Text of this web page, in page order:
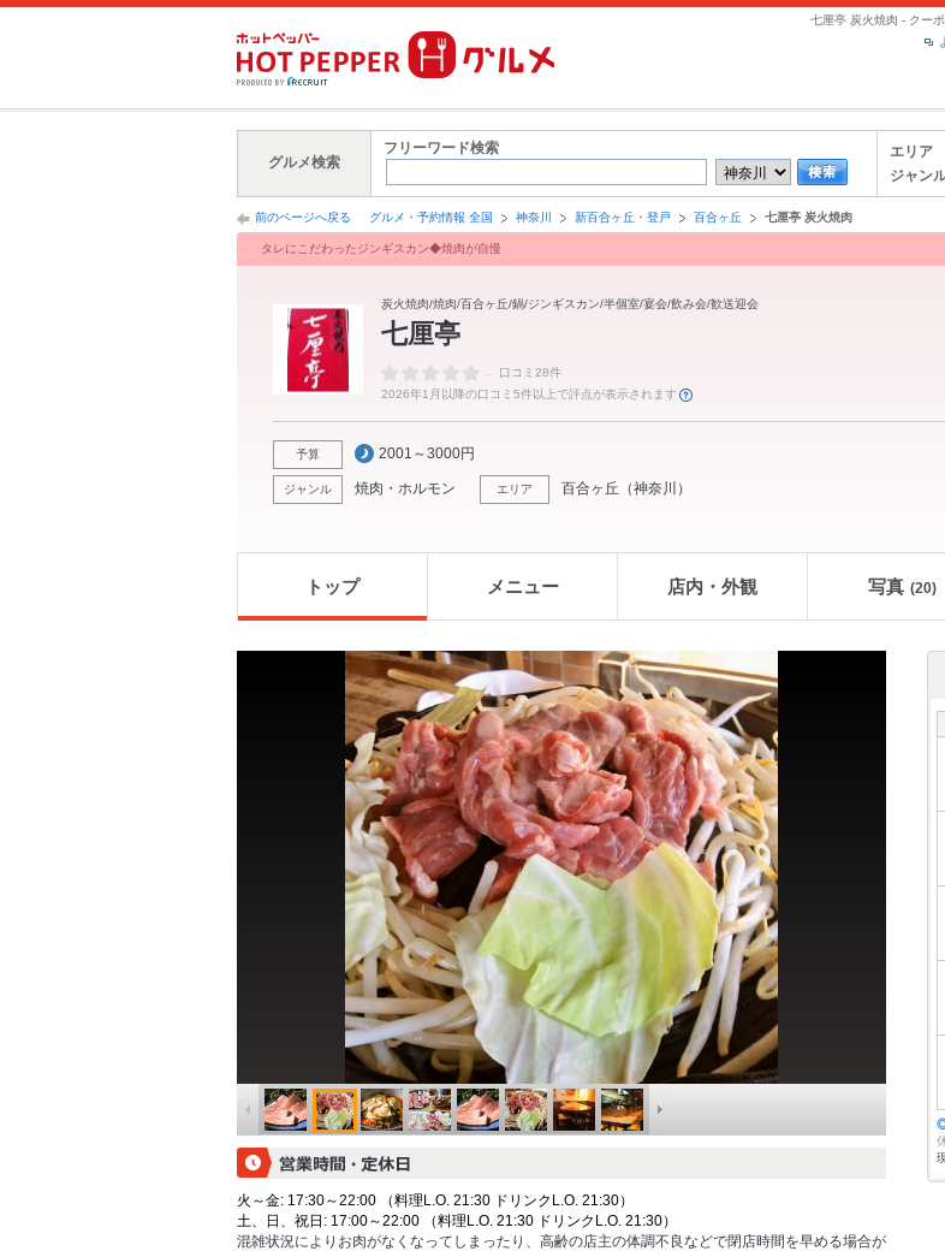
七厘亭 炭火焼肉 - クー
グルメ検索
フリーワード検索 エリア
ジャン
前のページへ戻る グルメ・予約情報 全国 神奈川 新百合ヶ丘・登戸 百合ヶ丘 七厘亭 炭火焼肉
タレにこだわったジンギスカン◆焼肉が自慢
炭火焼肉/焼肉/百合ヶ丘/鍋/ジンギスカン/半個室/宴会/飲み会/歓送迎会
七厘亭
-
口コミ28件
2026年1月以降の口コミ5件以上で評点が表示されます
予算 2001～3000円
ジャンル 焼肉・ホルモン エリア 百合ヶ丘 （神奈川 ）
トップ メニュー 店内・外観 写真 (20)
火～金: 17:30～22:00 （料理L.O. 21:30 ドリンクL.O. 21:30）
土、日、祝日: 17:00～22:00 （料理L.O. 21:30 ドリンクL.O. 21:30）
混雑状況によりお肉がなくなってしまったり、高齢の店主の体調不良などで閉店時間を早める場合が